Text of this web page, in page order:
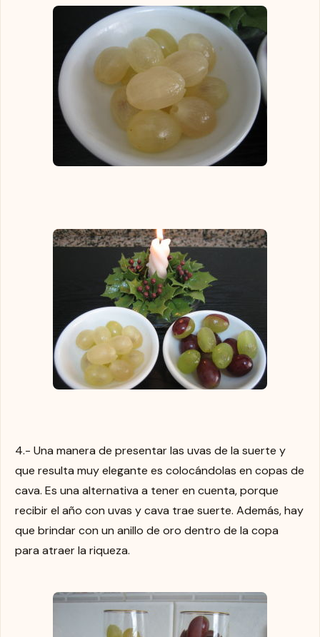
4.- Una manera de presentar las uvas de la suerte y
que resulta muy elegante es colocándolas en copas de
cava. Es una alternativa a tener en cuenta, porque
recibir el año con uvas y cava trae suerte. Además, hay
que brindar con un anillo de oro dentro de la copa
para atraer la riqueza.